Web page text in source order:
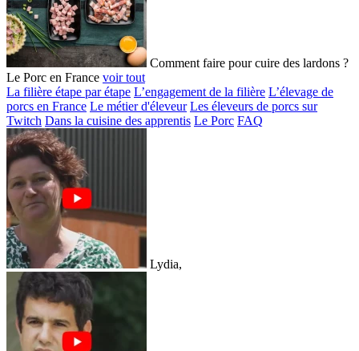
Comment faire pour cuire des lardons ?
Le Porc en France voir tout
La filière étape par étape L’engagement de la filière L’élevage de
porcs en France Le métier d'éleveur Les éleveurs de porcs sur
Twitch Dans la cuisine des apprentis Le Porc FAQ
Lydia,